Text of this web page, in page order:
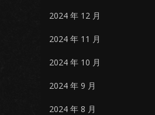
2024 年 12 月
2024 年 11 月
2024 年 10 月
2024 年 9 月
2024 年 8 月